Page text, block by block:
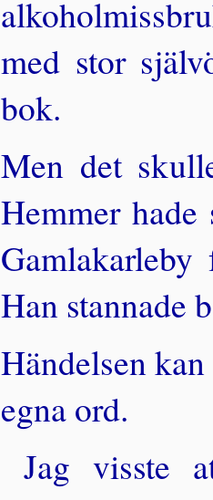
med stor
bok.
Men det
Hemmer
Han stannade
Händelsen
egna ord.
Jag visste